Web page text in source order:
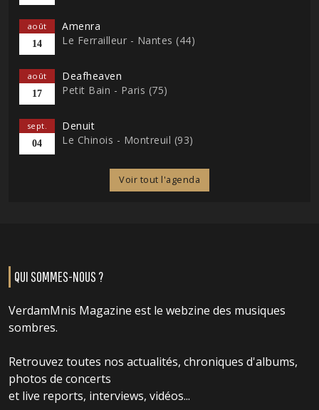
août
14
Amenra
Le Ferrailleur - Nantes (44)
août
17
Deafheaven
Petit Bain - Paris (75)
sept.
04
Denuit
Le Chinois - Montreuil (93)
Voir tout l'agenda
QUI SOMMES-NOUS ?
VerdamMnis Magazine est le webzine des musiques
sombres.
Retrouvez toutes nos actualités, chroniques d'albums,
photos de concerts
et live reports, interviews, vidéos...